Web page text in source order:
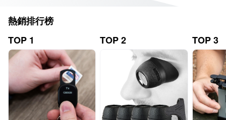
熱銷排行榜
TOP 1
TOP 2 TOP 3